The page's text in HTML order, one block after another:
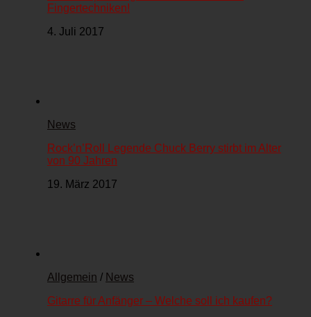
Fingertechniken!
4. Juli 2017
News
Rock’n’Roll Legende Chuck Berry stirbt im Alter
von 90 Jahren
19. März 2017
Allgemein / News
Gitarre für Anfänger – Welche soll ich kaufen?